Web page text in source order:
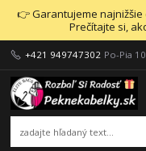
👉 Garantujeme najnižšie
Prečítajte si,
+421 949747302 Po-Pia